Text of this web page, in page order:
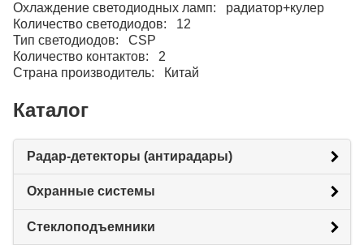
Охлаждение светодиодных ламп: радиатор+кулер
Количество светодиодов: 12
Тип светодиодов: CSP
Количество контактов: 2
Страна производитель: Китай
Каталог
Радар-детекторы (антирадары)
Охранные системы
Стеклоподъемники